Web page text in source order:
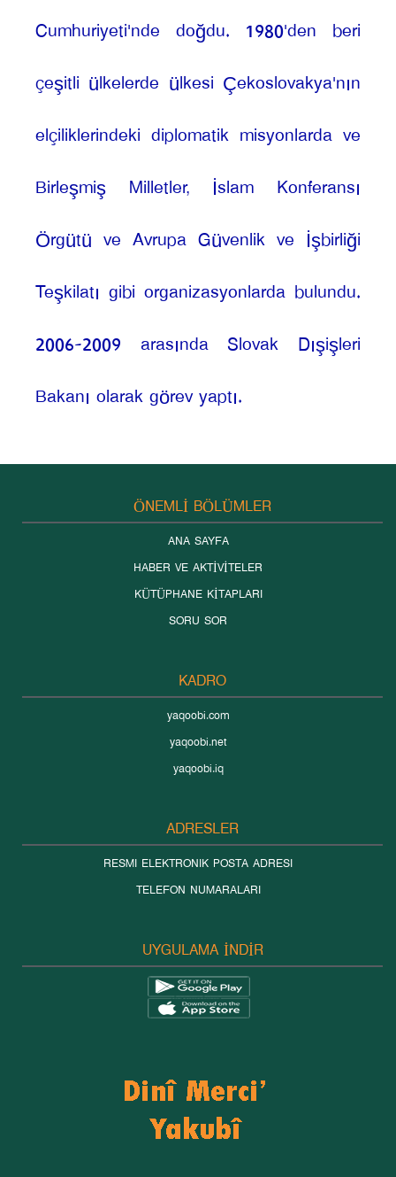
Cumhuriyeti'nde doğdu. 1980'den beri
çeşitli ülkelerde ülkesi Çekoslovakya'nın
elçiliklerindeki diplomatik misyonlarda ve
Birleşmiş Milletler, İslam Konferansı
Örgütü ve Avrupa Güvenlik ve İşbirliği
Teşkilatı gibi organizasyonlarda bulundu.
2006-2009 arasında Slovak Dışişleri
Bakanı olarak görev yaptı.
ÖNEMLİ BÖLÜMLER
ANA SAYFA
HABER VE AKTİVİTELER
KÜTÜPHANE KİTAPLARI
SORU SOR
KADRO
yaqoobi.com
yaqoobi.net
yaqoobi.iq
ADRESLER
RESMI ELEKTRONIK POSTA ADRESI
TELEFON NUMARALARI
UYGULAMA İNDİR